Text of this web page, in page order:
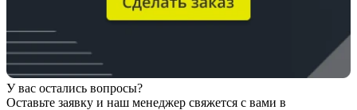
У вас остались вопросы?
Оставьте заявку и наш менеджер свяжется с вами в